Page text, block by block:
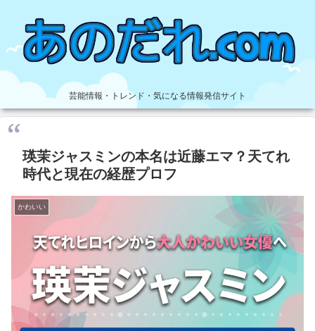
芸能情報・トレンド・気になる情報発信サイト
瑛茉ジャスミンの本名は近藤エマ？天てれ
時代と現在の経歴プロフ
かわいい